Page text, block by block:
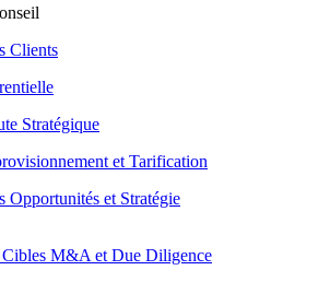
Clients
Stratégique
et Tarification
Opportunités et Stratégie
Cibles M&A et Due Diligence